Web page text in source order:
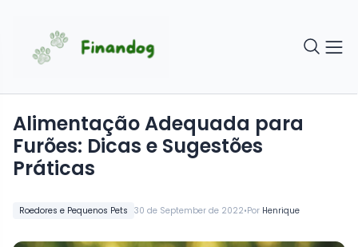
Roedores e Pequenos Pets 30 de September de 2022•Por Henrique
Alimentação Adequada para
Furões: Dicas e Sugestões
Práticas